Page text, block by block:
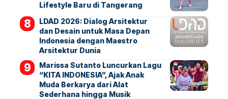
Lifestyle Baru di Tangerang
LDAD 2026: Dialog Arsitektur
dan Desain untuk Masa Depan
Indonesia dengan Maestro
Arsitektur Dunia
Marissa Sutanto Luncurkan Lagu
“KITA INDONESIA”, Ajak Anak
Muda Berkarya dari Alat
Sederhana hingga Musik